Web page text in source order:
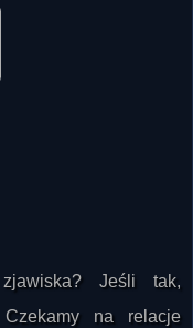
Jeśli tak,
na relacje